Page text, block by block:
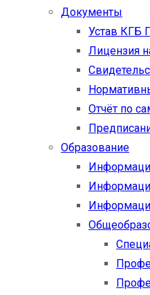
Документы
Устав КГБ
Лицензия
Отчёт по
Образование